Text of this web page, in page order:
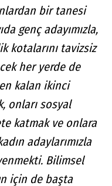
bir tanesi
genç adayımızla,
kotalarını tavizsiz
her yerde de
kalan ikinci
onları sosyal
katmak ve onlara
adaylarımızla
Bilimsel
için de başta